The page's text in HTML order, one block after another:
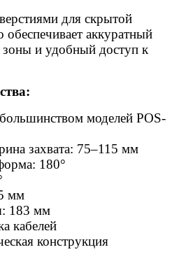
для скрытой
обеспечивает аккуратный
и удобный доступ к
моделей POS-
захвата: 75–115 мм
180°
мм
183 мм
кабелей
конструкция